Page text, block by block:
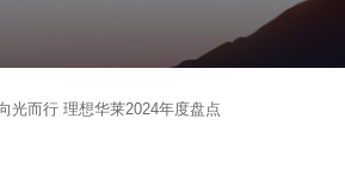
光而行 理想华莱2024年度盘点